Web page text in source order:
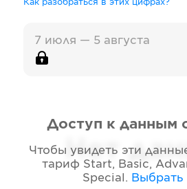
Как разобраться в этих цифрах?
7 июля — 5 августа
Нет
Доступ к данным
Чтобы увидеть эти
тариф Start, Basic,
Special . Выбрать